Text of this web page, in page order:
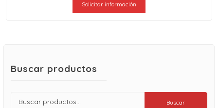
Solicitar información
Buscar productos
Buscar
Buscar